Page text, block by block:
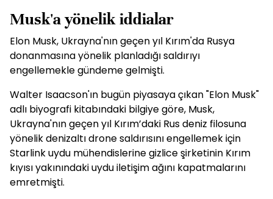
Musk'a yönelik iddialar
Elon Musk, Ukrayna'nın geçen yıl Kırım'da Rusya
donanmasına yönelik planladığı saldırıyı
engellemekle gündeme gelmişti.
Walter Isaacson'ın bugün piyasaya çıkan "Elon Musk"
adlı biyografi kitabındaki bilgiye göre, Musk,
Ukrayna'nın geçen yıl Kırım’daki Rus deniz filosuna
yönelik denizaltı drone saldırısını engellemek için
Starlink uydu mühendislerine gizlice şirketinin Kırım
kıyısı yakınındaki uydu iletişim ağını kapatmalarını
emretmişti.